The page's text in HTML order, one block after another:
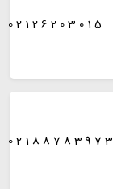
02126203015
02188783973